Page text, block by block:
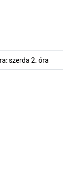
szerda 2. óra